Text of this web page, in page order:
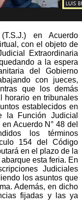
en Acuerdo
con el objeto de
Extraordinaria
a la espera
del Gobierno
con jueces,
que los demás
horario en tribunales
establecidos en
Función Judicial
Acuerdo N° 48 del
los términos
154 del Código
en el plazo de la
esta feria. En
Judiciales
los asuntos que
Además, en dicho
fijadas y las ya